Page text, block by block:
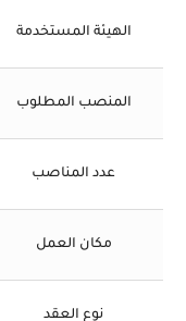
الهيئة المستخدمة
المنصب المطلوب
عدد المناصب
مكان العمل
نوع العقد